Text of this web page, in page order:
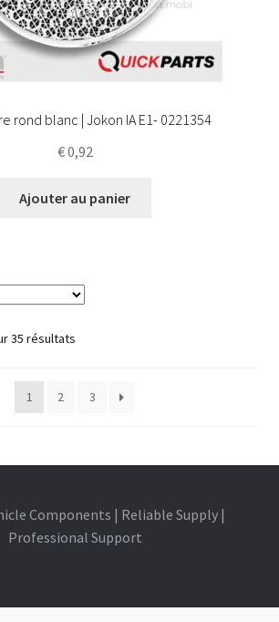
rond blanc | Jokon IA E1- 0221354
€0,92
Ajouter au panier
35 résultats
1 2 3
Components | Reliable Supply |
Professional Support